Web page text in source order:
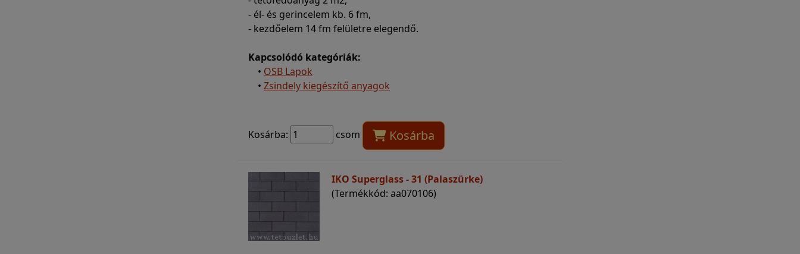
- él- és gerincelem kb. 6 fm,
- kezdőelem 14 fm felületre elegendő.
Kapcsolódó kategóriák:
• OSB Lapok
• Zsindely kiegészítő anyagok
Kosárba: csom Kosárba
IKO Superglass - 31 (Palaszürke)
(Termékkód: aa070106)